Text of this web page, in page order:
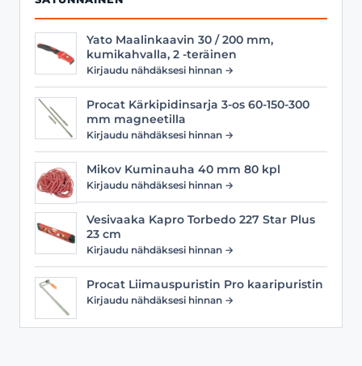
Yato Maalinkaavin 30 / 200 mm,
kumikahvalla, 2 -teräinen
Kirjaudu nähdäksesi hinnan →
Procat Kärkipidinsarja 3-os 60-150-300
mm magneetilla
Kirjaudu nähdäksesi hinnan →
Mikov Kuminauha 40 mm 80 kpl
Kirjaudu nähdäksesi hinnan →
Vesivaaka Kapro Torbedo 227 Star Plus
23 cm
Kirjaudu nähdäksesi hinnan →
Procat Liimauspuristin Pro kaaripuristin
Kirjaudu nähdäksesi hinnan →